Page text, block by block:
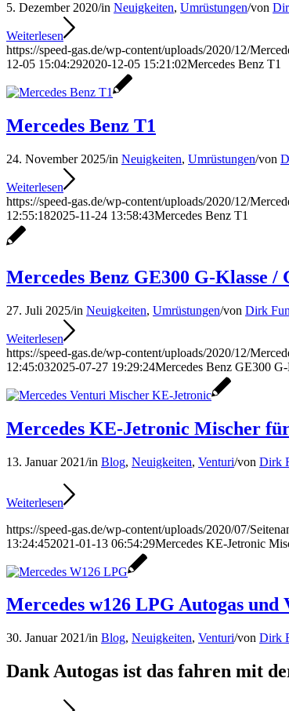
5. Dezember 2020/in Neuigkeiten, Umrüstungen/von
Weiterlesen
https://speed-gas.de/wp-content/uploads/2020/12/
12-05 15:04:292020-12-05 15:21:02Mercedes Benz T1
Mercedes Benz T1
24. November 2025/in Neuigkeiten, Umrüstungen/von
Weiterlesen
https://speed-gas.de/wp-content/uploads/2020/12/
12:55:182025-11-24 13:58:43Mercedes Benz T1
Mercedes Benz GE300 G-Klasse /
27. Juli 2025/in Neuigkeiten, Umrüstungen/von Dirk
Weiterlesen
https://speed-gas.de/wp-content/uploads/2020/12/
12:45:032025-07-27 19:29:24Mercedes Benz GE300
Mercedes KE-Jetronic Mischer
13. Januar 2021/in Blog, Neuigkeiten, Venturi/von Dirk
Weiterlesen
https://speed-gas.de/wp-content/uploads/2020/07/
13:24:452021-01-13 06:54:29Mercedes KE-Jetronic
Mercedes w126 LPG Autogas und
30. Januar 2021/in Blog, Neuigkeiten, Venturi/von Dirk
Dank Autogas ist das fahren mit